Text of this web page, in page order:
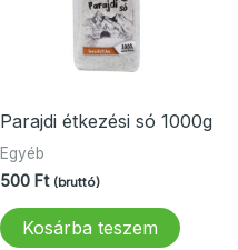
Parajdi étkezési só 1000g
Egyéb
500 Ft (bruttó)
Kosárba teszem